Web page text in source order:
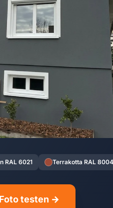
RAL 6021 Terrakotta RAL 8004
testen →